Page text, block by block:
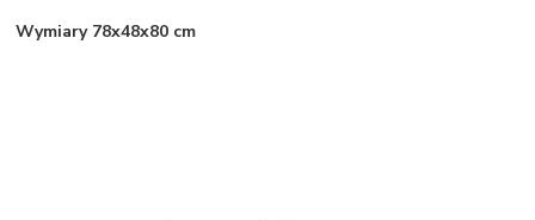
Wymiary 78x48x80 cm